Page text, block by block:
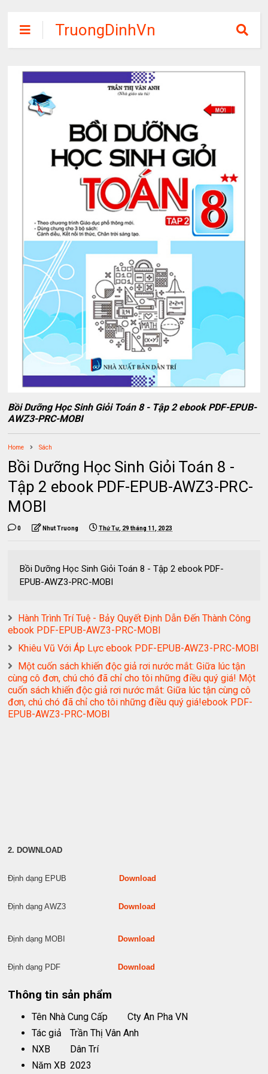
TruongDinhVn
Chia sẽ ebook,
phần mềm học
tập miễn phí
Bồi Dưỡng Học Sinh Giỏi Toán 8 - Tập 2 ebook PDF-EPUB-
AWZ3-PRC-MOBI
Home Sách
Bồi Dưỡng Học Sinh Giỏi Toán 8 -
Tập 2 ebook PDF-EPUB-AWZ3-PRC-
MOBI
0 Nhut Truong Thứ Tư, 29 tháng 11, 2023
Bồi Dưỡng Học Sinh Giỏi Toán 8 - Tập 2 ebook PDF-
EPUB-AWZ3-PRC-MOBI
Hành Trình Trí Tuệ - Bảy Quyết Định Dẫn Đến Thành Công
ebook PDF-EPUB-AWZ3-PRC-MOBI
Khiêu Vũ Với Áp Lực ebook PDF-EPUB-AWZ3-PRC-MOBI
Một cuốn sách khiến độc giả rơi nước mắt: Giữa lúc tận
cùng cô đơn, chú chó đã chỉ cho tôi những điều quý giá! Một
cuốn sách khiến độc giả rơi nước mắt: Giữa lúc tận cùng cô
đơn, chú chó đã chỉ cho tôi những điều quý giá!ebook PDF-
EPUB-AWZ3-PRC-MOBI
2. DOWNLOAD
Định dạng EPUBDownload
Định dạng AWZ3Download
Định dạng MOBIDownload
Định dạng PDFDownload
Thông tin sản phẩm
Tên Nhà Cung Cấp
Cty An Pha VN
Tác giả
Trần Thị Vân Anh
NXB
Dân Trí
Năm XB 2023